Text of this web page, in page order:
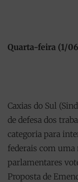
Quarta-feira (1/
Caxias do Sul
de defesa dos
categoria para
federais com
parlamentares
Proposta de